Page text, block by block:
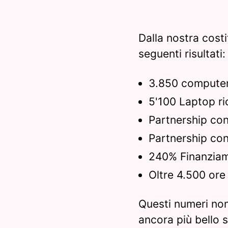
Dalla nostra
seguenti risultati:
3.850
5'100 Laptop
Partnership
Partnership
240%
Oltre 4.500
Questi numeri
ancora più bello